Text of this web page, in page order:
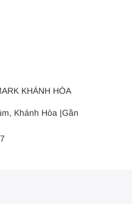
KHÁNH HÒA
Khánh Hòa |Gần